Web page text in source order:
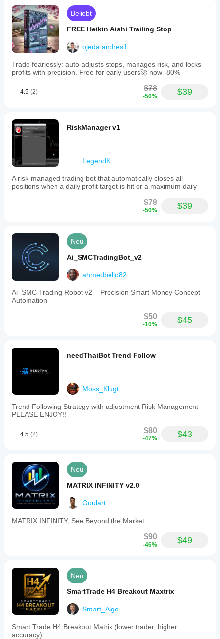
Beliebt
FREE Heikin Aishi Trailing Stop
ojeda.andres1
Trade fearlessly: auto-adjusts stops, manages risk, and locks
profits with precision. Free for early users🚀 now -80%
4.5 (2) $78
-50% $39
RiskManager v1
LegendK
A risk-managed trading bot that automatically closes all
positions when a daily profit target is hit or a maximum daily
$78
-50% $39
Neu
Ai_SMCTradingBot_v2
ahmedbello82
Ai_SMC Trading Robot v2 – Precision Smart Money Concept
Automation
$50
-10% $45
needThaiBot Trend Follow
Moss_Klugt
Trend Following Strategy with adjustment Risk Management
PLEASE ENJOY!!
4.5 (2) $80
-47% $43
Neu
MATRIX INFINITY v2.0
Goulart
MATRIX INFINITY, See Beyond the Market.
$90
-46% $49
Neu
SmartTrade H4 Breakout Maxtrix
Smart_Algo
Smart Trade H4 Breakout Matrix (lower trader, higher
accuracy)